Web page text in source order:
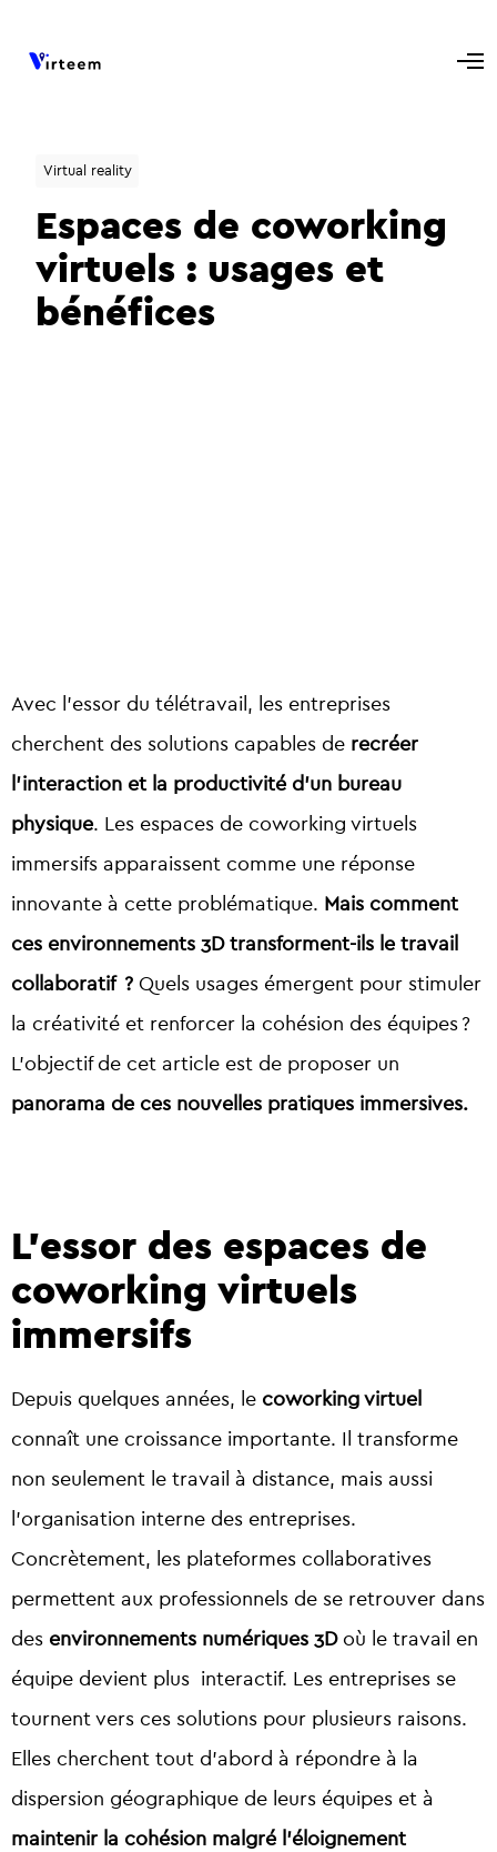
Virtual reality
Espaces de coworking
virtuels : usages et
bénéfices
Avec l’essor du télétravail, les entreprises
cherchent des solutions capables de recréer
l’interaction et la productivité d’un bureau
physique. Les espaces de coworking virtuels
immersifs apparaissent comme une réponse
innovante à cette problématique. Mais comment
ces environnements 3D transforment-ils le travail
collaboratif ? Quels usages émergent pour stimuler
la créativité et renforcer la cohésion des équipes ?
L’objectif de cet article est de proposer un
panorama de ces nouvelles pratiques immersives.
L’essor des espaces de
coworking virtuels
immersifs
Depuis quelques années, le coworking virtuel
connaît une croissance importante. Il transforme
non seulement le travail à distance, mais aussi
l’organisation interne des entreprises.
Concrètement, les plateformes collaboratives
permettent aux professionnels de se retrouver dans
des environnements numériques 3Doù le travail en
équipe devient plus interactif. Les entreprises se
tournent vers ces solutions pour plusieurs raisons.
Elles cherchent tout d’abord à répondre à la
dispersion géographique de leurs équipes et à
maintenir la cohésion malgré l’éloignement